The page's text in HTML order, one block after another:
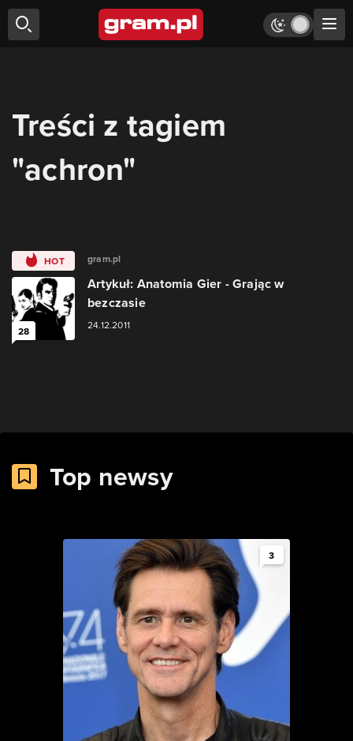
Treści z tagiem
"achron"
HOT
28
gram.pl
Artykuł: Anatomia Gier - Grając w
bezczasie
24.12.2011
Top newsy
3